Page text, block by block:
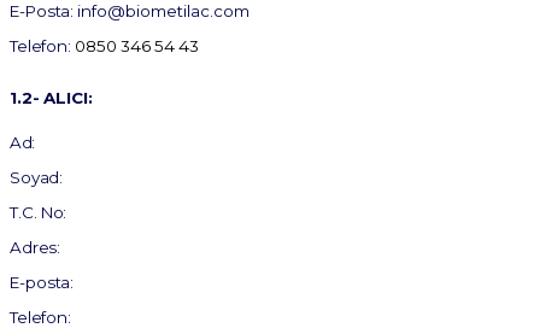
E-Posta: info@biometilac.com
Telefon: 0850 346 54 43
1.2- ALICI:
Ad:
Soyad:
T.C. No:
Adres:
E-posta:
Telefon: